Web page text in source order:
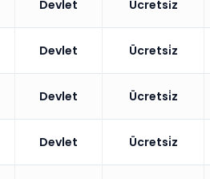
Devlet Ücretsi̇z
Devlet Ücretsi̇z
Devlet Ücretsi̇z
Devlet Ücretsi̇z